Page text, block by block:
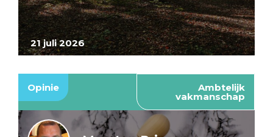
21 juli 2026
Opinie Ambtelijk
vakmanschap